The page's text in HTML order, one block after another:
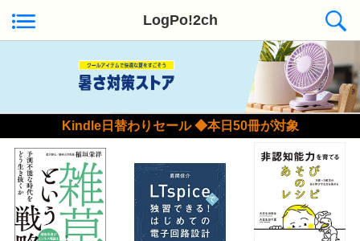
LogPo!2ch
Kindle日替わりセール ◆本日50冊が対象